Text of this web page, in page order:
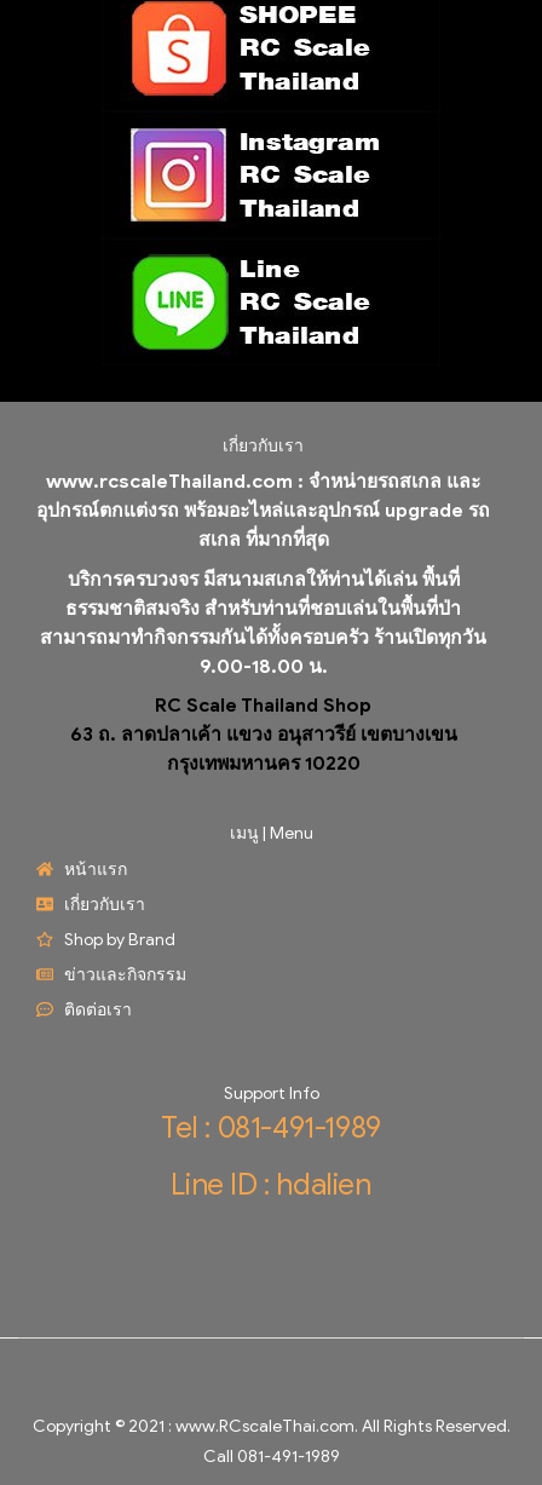
เกี่ยวกับเรา
www.rcscaleThailand.com : จำหน่ายรถสเกล และ
อุปกรณ์ตกแต่งรถ พร้อมอะไหล่และอุปกรณ์ upgrade รถ
สเกล ที่มากที่สุด
บริการครบวงจร มีสนามสเกลให้ท่านได้เล่น พื้นที่
ธรรมชาติสมจริง สำหรับท่านที่ชอบเล่นในพื้นที่ป่า
สามารถมาทำกิจกรรมกันได้ทั้งครอบครัว ร้านเปิดทุกวัน
9.00-18.00 น.
RC Scale Thailand Shop
63 ถ. ลาดปลาเค้า แขวง อนุสาวรีย์ เขตบางเขน
กรุงเทพมหานคร 10220
เมนู | Menu
หน้าแรก
เกี่ยวกับเรา
Shop by Brand
ข่าวและกิจกรรม
ติดต่อเรา
Support Info
Tel : 081-491-1989
Line ID : hdalien
Copyright © 2021 : www.RCscaleThai.com. All Rights Reserved.
Call 081-491-1989